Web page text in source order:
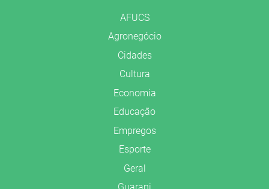
AFUCS
Agronegócio
Cidades
Cultura
Economia
Educação
Empregos
Esporte
Geral